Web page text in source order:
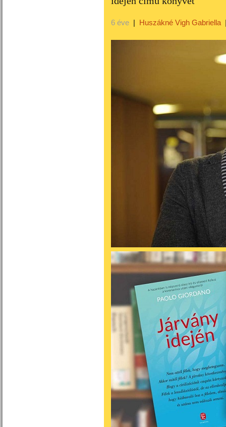
6 éve | Huszákné Vigh Gabriella